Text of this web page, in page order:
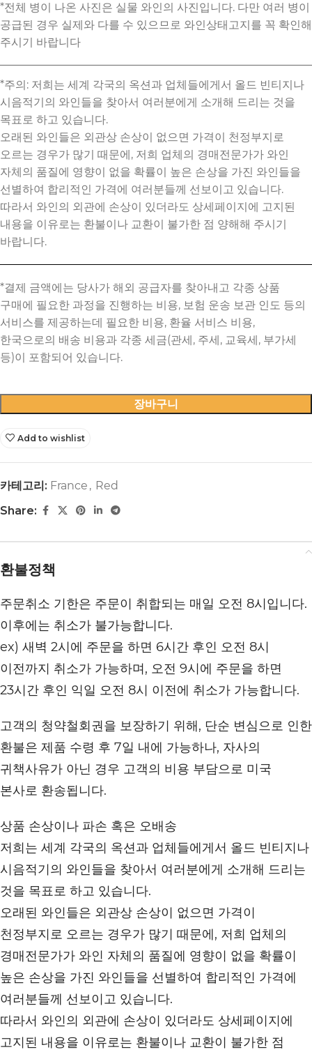
*주의: 저희는 세계 각국의 옥션과 업체들에게서 올드 빈티지나
시음적기의 와인들을 찾아서 여러분에게 소개해 드리는 것을
목표로 하고 있습니다.
오래된 와인들은 외관상 손상이 없으면 가격이 천정부지로
오르는 경우가 많기 때문에, 저희 업체의 경매전문가가 와인
자체의 품질에 영향이 없을 확률이 높은 손상을 가진 와인들을
선별하여 합리적인 가격에 여러분들께 선보이고 있습니다.
따라서 와인의 외관에 손상이 있더라도 상세페이지에 고지된
내용을 이유로는 환불이나 교환이 불가한 점 양해해 주시기
바랍니다.
장바구니
Add to wishlist
카테고리: France , Red
Share:
환불정책
주문취소 기한은 주문이 취합되는 매일 오전 8시입니다.
이후에는 취소가 불가능합니다.
ex) 새벽 2시에 주문을 하면 6시간 후인 오전 8시
이전까지 취소가 가능하며, 오전 9시에 주문을 하면
23시간 후인 익일 오전 8시 이전에 취소가 가능합니다.
고객의 청약철회권을 보장하기 위해, 단순 변심으로 인한
환불은 제품 수령 후 7일 내에 가능하나, 자사의
귀책사유가 아닌 경우 고객의 비용 부담으로 미국
본사로 환송됩니다.
상품 손상이나 파손 혹은 오배송
저희는 세계 각국의 옥션과 업체들에게서 올드 빈티지나
시음적기의 와인들을 찾아서 여러분에게 소개해 드리는
것을 목표로 하고 있습니다.
오래된 와인들은 외관상 손상이 없으면 가격이
천정부지로 오르는 경우가 많기 때문에, 저희 업체의
경매전문가가 와인 자체의 품질에 영향이 없을 확률이
높은 손상을 가진 와인들을 선별하여 합리적인 가격에
여러분들께 선보이고 있습니다.
따라서 와인의 외관에 손상이 있더라도 상세페이지에
고지된 내용을 이유로는 환불이나 교환이 불가한 점